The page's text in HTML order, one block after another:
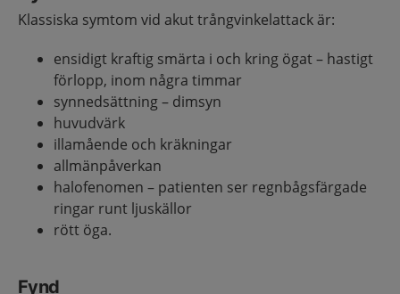
Klassiska symtom vid akut trångvinkelattack är:
ensidigt kraftig smärta i och kring ögat – hastigt
förlopp, inom några timmar
synnedsättning – dimsyn
huvudvärk
illamående och kräkningar
allmänpåverkan
halofenomen – patienten ser regnbågsfärgade
ringar runt ljuskällor
rött öga.
Fynd